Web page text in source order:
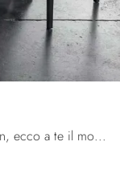
Se sei alla ricerca di tavoli allungabili design, ecco a te il modello da pranzo in melaminico Compact della firma La Seggiola.